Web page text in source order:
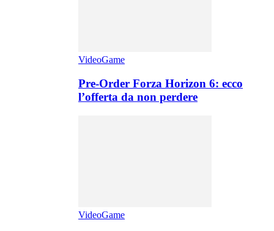
VideoGame
Pre-Order Forza Horizon 6: ecco
l’offerta da non perdere
VideoGame